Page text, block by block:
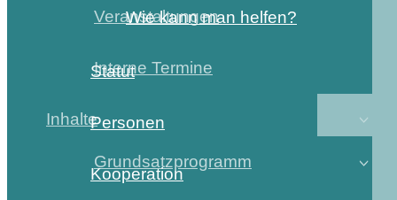
Veranstaltungen
Interne Termine
Inhalte
Grundsatzprogramm
Wie kann man helfen?
Statut
Personen
Kooperation